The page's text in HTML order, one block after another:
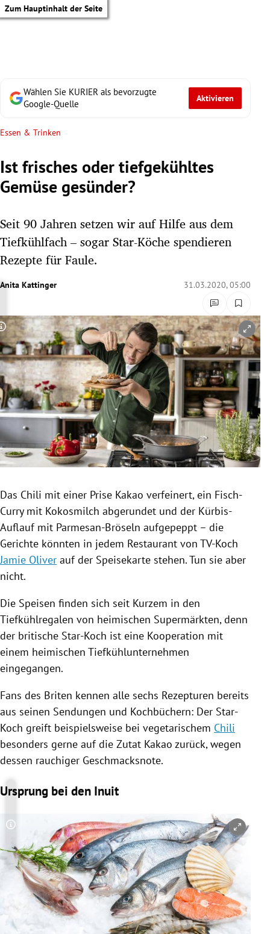
Zum Hauptinhalt der Seite
Untermenü
Untermenü
Untermenü
Untermenü
Untermenü
Untermenü
Untermenü
Untermenü
Wählen Sie KURIER als bevorzugte
Google-Quelle
Aktivieren
Essen & Trinken
Ist frisches oder tiefgekühltes
Gemüse gesünder?
Seit 90 Jahren setzen wir auf Hilfe aus dem
Tiefkühlfach – sogar Star-Köche spendieren
Rezepte für Faule.
Anita Kattinger 31.03.2020, 05:00
Copyright-Hinweis öffnen/schließen
Das Chili mit einer Prise Kakao verfeinert, ein Fisch-
Curry mit Kokosmilch abgerundet und der Kürbis-
Auflauf mit Parmesan-Bröseln aufgepeppt – die
Gerichte könnten in jedem Restaurant von TV-Koch
Jamie Oliver auf der Speisekarte stehen. Tun sie aber
nicht.
Die Speisen finden sich seit Kurzem in den
Tiefkühlregalen von heimischen Supermärkten, denn
der britische Star-Koch ist eine Kooperation mit
einem heimischen Tiefkühlunternehmen
eingegangen.
Fans des Briten kennen alle sechs Rezepturen bereits
aus seinen Sendungen und Kochbüchern: Der Star-
Koch greift beispielsweise bei vegetarischem Chili
besonders gerne auf die Zutat Kakao zurück, wegen
dessen rauchiger Geschmacksnote.
Ursprung bei den Inuit
Copyright-Hinweis öffnen/schließen